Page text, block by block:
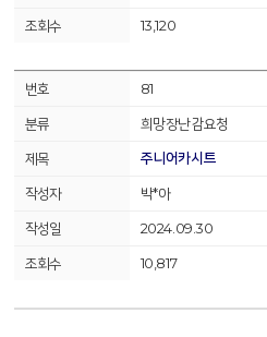
13,120
81
희망장난감요청
주니어카시트
박*아
2024.09.30
10,817